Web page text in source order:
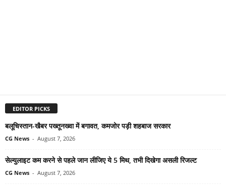
EDITOR PICKS
बलूचिस्तान-खैबर पख्तूनख्वा में बगावत, कमजोर पड़ी शहबाज सरकार
CG News - August 7, 2026
सेल्युलाइट कम करने से पहले जान लीजिए ये 5 मिथ, तभी दिखेगा असली रिजल्ट
CG News - August 7, 2026